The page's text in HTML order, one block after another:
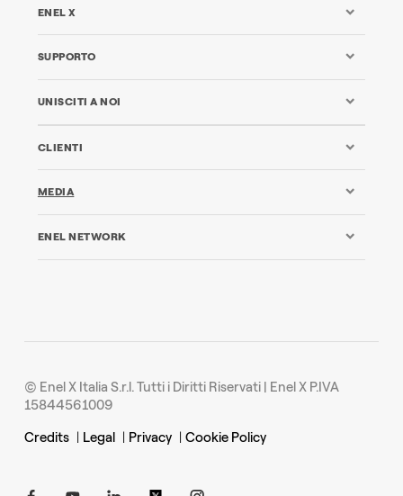
ENEL X
SUPPORTO
UNISCITI A NOI
CLIENTI
MEDIA
ENEL NETWORK
© Enel X Italia S.r.l. Tutti i Diritti Riservati | Enel X P.IVA
15844561009
Credits | Legal | Privacy | Cookie Policy